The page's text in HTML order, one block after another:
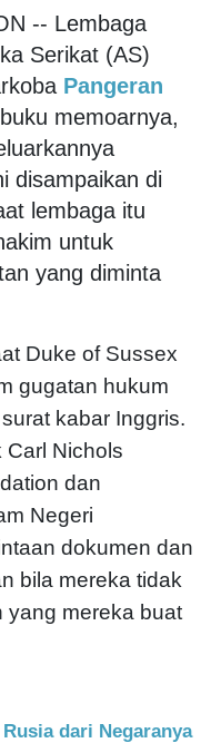
-- Lembaga
Serikat (AS)
Pangeran
memoarnya,
disampaikan di
lembaga itu
untuk
yang diminta
Duke of Sussex
gugatan hukum
kabar Inggris.
Carl Nichols
dan
Negeri
dokumen dan
bila mereka tidak
yang mereka buat
dari Negaranya